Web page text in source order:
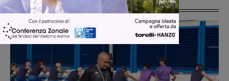
Ultime Notizie